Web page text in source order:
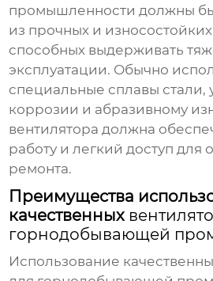
промышленности должны
из прочных и
способных выдерживать
эксплуатации. Обычно
специальные сплавы стали,
коррозии и абразивному
вентилятора должна
работу и легкий доступ для
ремонта.
Преимущества
качественных
горнодобывающей
Использование